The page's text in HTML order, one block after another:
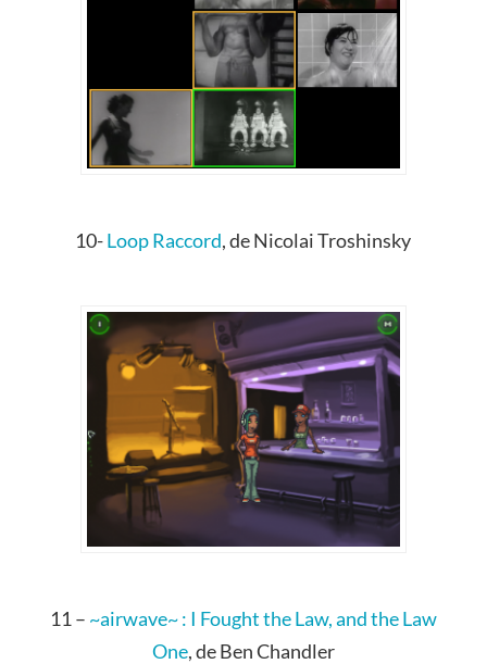
10-Loop Raccord, de Nicolai Troshinsky
11 – ~airwave~ : I Fought the Law, and the Law
One, de Ben Chandler